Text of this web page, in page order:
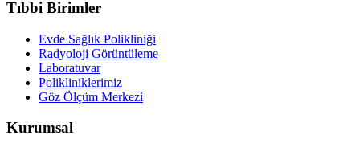
Tıbbi Birimler
Evde Sağlık Polikliniği
Radyoloji Görüntüleme
Laboratuvar
Polikliniklerimiz
Göz Ölçüm Merkezi
Kurumsal